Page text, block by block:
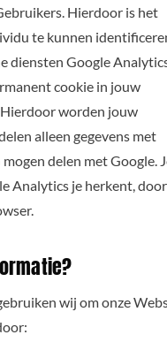
Hierdoor is het
te kunnen
diensten Google
cookie in jouw
worden jouw
alleen gegevens met
delen met Google.
Analytics je herkent,
wij om onze